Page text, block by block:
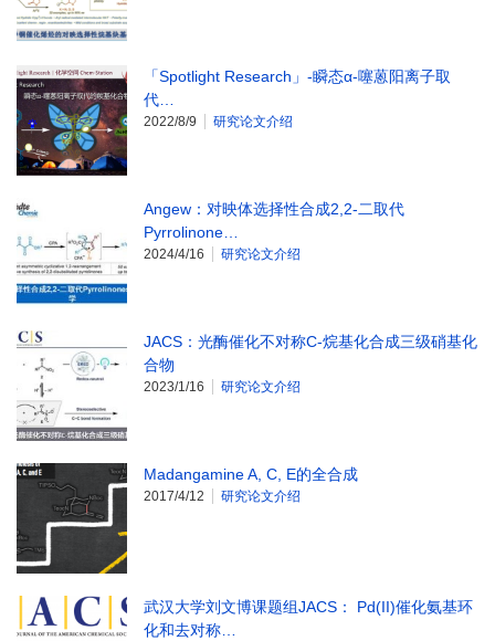
「Spotlight Research」-瞬态α-噻蒽阳离子取
代…
2022/8/9 研究论文介绍
Angew：对映体选择性合成2,2-二取代
Pyrrolinone…
2024/4/16 研究论文介绍
JACS：光酶催化不对称C-烷基化合成三级硝基化
合物
2023/1/16 研究论文介绍
Madangamine A, C, E的全合成
2017/4/12 研究论文介绍
武汉大学刘文博课题组JACS： Pd(II)催化氨基环
化和去对称…